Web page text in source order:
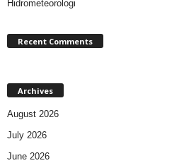
Hidrometeorologi
Recent Comments
Archives
August 2026
July 2026
June 2026